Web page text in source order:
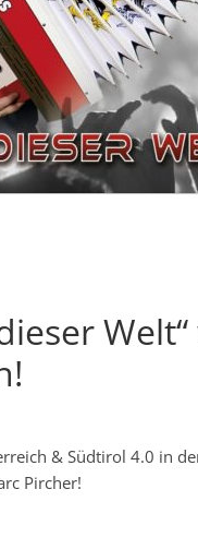
& Südtirol 4.0 in
Pircher!